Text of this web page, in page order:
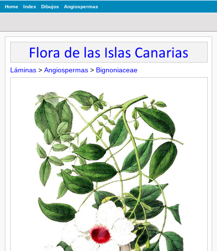
Home Index Dibujos Angiospermas
Láminas > Angiospermas > Bignoniaceae